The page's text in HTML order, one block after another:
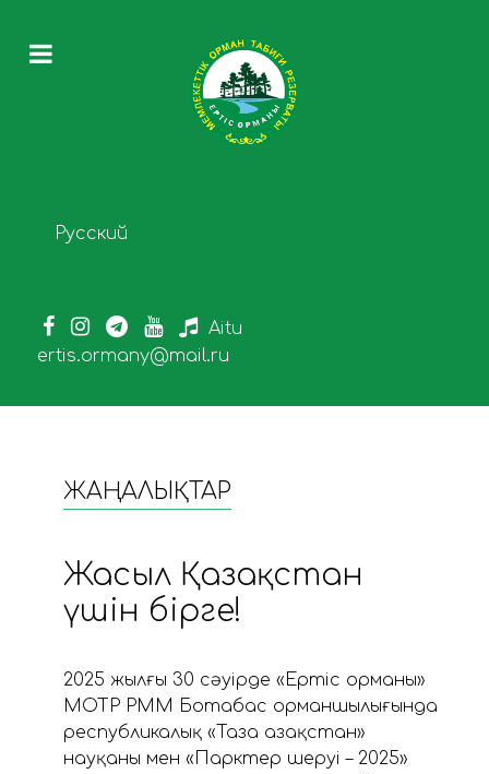
Select your language
Русский
Aitu
ertis.ormany@mail.ru
ЖАҢАЛЫҚТАР
Жасыл Қазақстан
үшін бірге!
2025 жылғы 30 сәуірде «Ертіс орманы»
МОТР РММ Ботабас орманшылығында
республикалық «Таза Қазақстан»
науқаны мен «Парктер шеруі – 2025»